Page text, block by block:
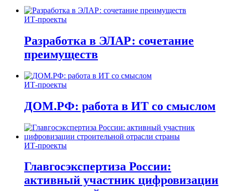
ИТ-проекты
Разработка в ЭЛАР: сочетание
преимуществ
ИТ-проекты
ДОМ.РФ: работа в ИТ со смыслом
ИТ-проекты
Главгосэкспертиза России:
активный участник цифровизации